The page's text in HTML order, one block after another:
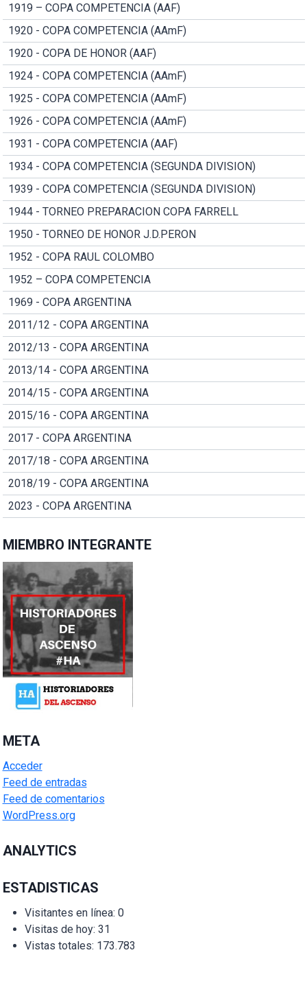
1919 – COPA COMPETENCIA (AAF)
1920 - COPA COMPETENCIA (AAmF)
1920 - COPA DE HONOR (AAF)
1924 - COPA COMPETENCIA (AAmF)
1925 - COPA COMPETENCIA (AAmF)
1926 - COPA COMPETENCIA (AAmF)
1931 - COPA COMPETENCIA (AAF)
1934 - COPA COMPETENCIA (SEGUNDA DIVISION)
1939 - COPA COMPETENCIA (SEGUNDA DIVISION)
1944 - TORNEO PREPARACION COPA FARRELL
1950 - TORNEO DE HONOR J.D.PERON
1952 - COPA RAUL COLOMBO
1952 – COPA COMPETENCIA
1969 - COPA ARGENTINA
2011/12 - COPA ARGENTINA
2012/13 - COPA ARGENTINA
2013/14 - COPA ARGENTINA
2014/15 - COPA ARGENTINA
2015/16 - COPA ARGENTINA
2017 - COPA ARGENTINA
2017/18 - COPA ARGENTINA
2018/19 - COPA ARGENTINA
2023 - COPA ARGENTINA
MIEMBRO INTEGRANTE
META
Acceder
Feed de entradas
Feed de comentarios
WordPress.org
ANALYTICS
ESTADISTICAS
Visitantes en línea: 0
Visitas de hoy: 31
Vistas totales: 173.783